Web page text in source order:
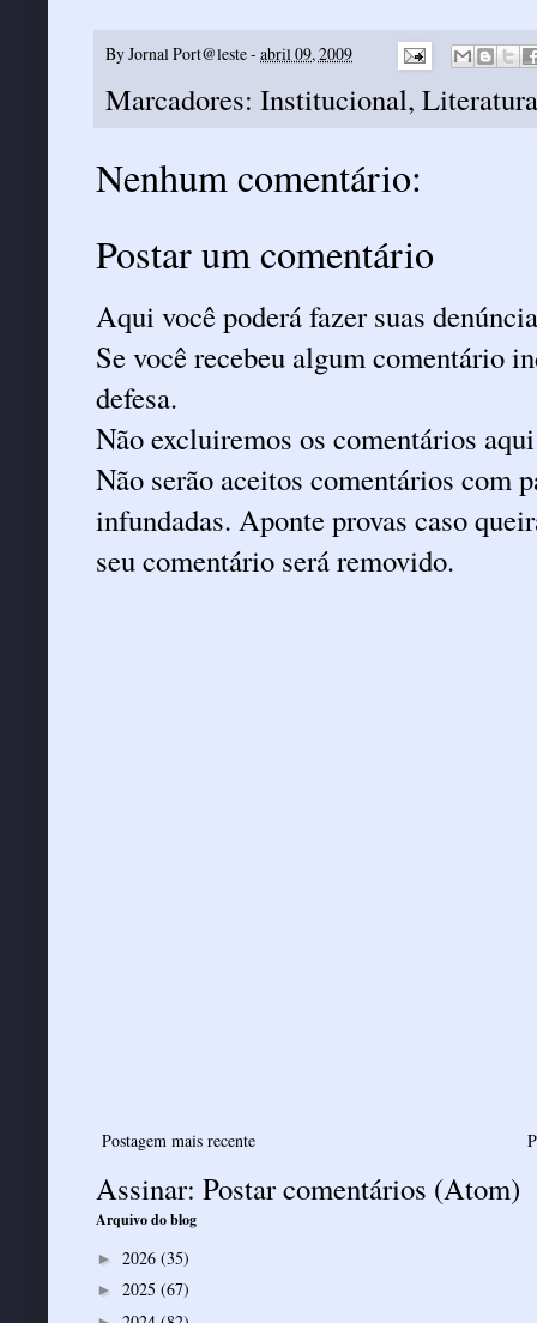
ByJornal Port@leste- abril 09, 2009
Marcadores: Institucional, Literatura
Nenhum comentário:
Postar um comentário
Aqui você poderá fazer suas
Se você recebeu algum comentário
defesa.
Não excluiremos os comentários
Não serão aceitos comentários com
infundadas. Aponte provas caso
seu comentário será removido.
Postagem mais recente
Assinar: Postar comentários (Atom)
Arquivo do blog
► 2026 (35)
► 2025 (67)